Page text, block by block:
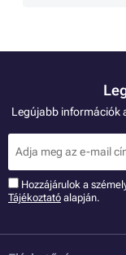
Legújabb információk
Hozzájárulok a
Tájékoztató alapján.